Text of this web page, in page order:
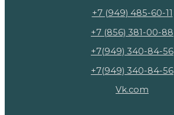
+7 (949) 485-60-11
+7 (856) 381-00-88
+7(949) 340-84-56
+7(949) 340-84-56
Vk.com